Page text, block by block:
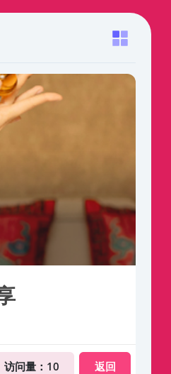
访问量： 10 返回